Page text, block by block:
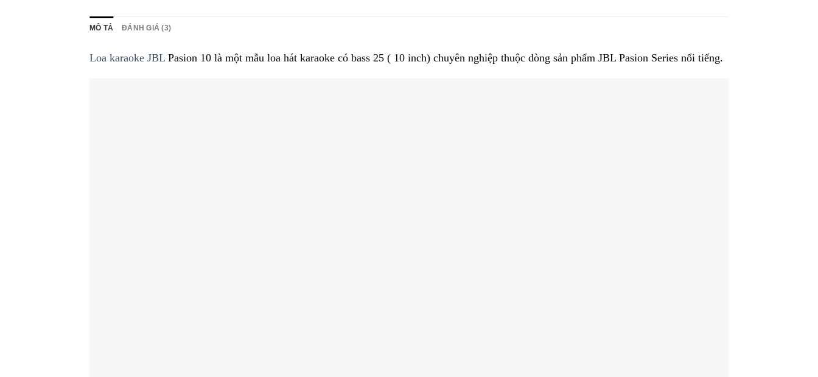
MÔ TẢ ĐÁNH GIÁ (3)
Loa karaoke JBL Pasion 10 là một mẫu loa hát karaoke có bass 25 ( 10 inch) chuyên nghiệp thuộc dòng sản phẩm JBL Pasion Series nổi tiếng.